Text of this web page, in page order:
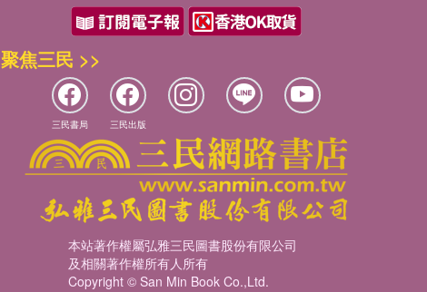
聚焦三民 >>
三民書局 三民出版
本站著作權屬弘雅三民圖書股份有限公司
及相關著作權所有人所有
Copyright © San Min Book Co.,Ltd.